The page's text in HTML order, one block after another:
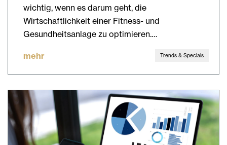
wichtig, wenn es darum geht, die
Wirtschaftlichkeit einer Fitness- und
Gesundheitsanlage zu optimieren.…
mehr Trends & Specials